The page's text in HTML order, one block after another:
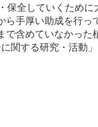
全していくため
手厚い助成を行
含めていなかった
関する研究・活動」